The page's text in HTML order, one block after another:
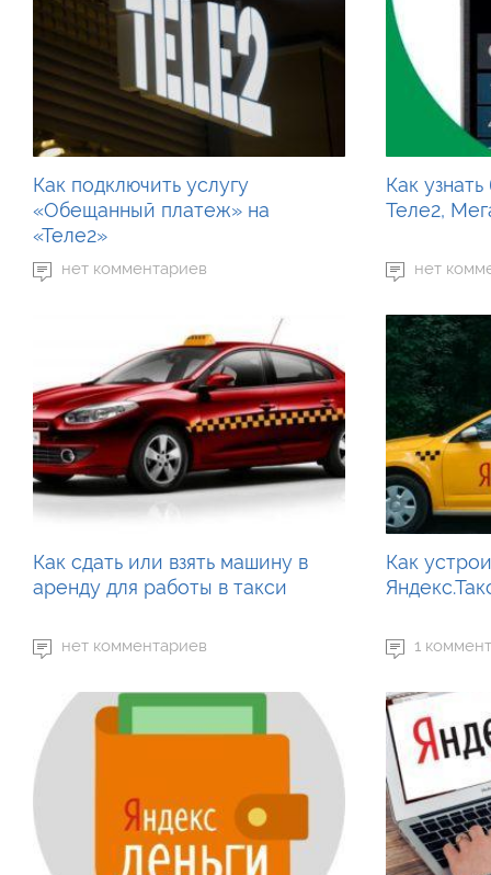
Как подключить услугу
«Обещанный платеж» на
«Теле2»
нет комментариев
Как
Теле2,
нет
Как сдать или взять машину в
аренду для работы в такси
нет комментариев
Как
1